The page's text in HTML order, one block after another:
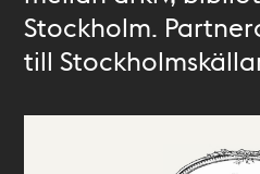
Stockholm.
till